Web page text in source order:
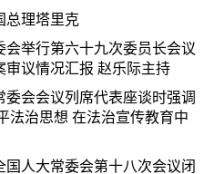
总理塔里克
会举行第六十九次委员长会议
审议情况汇报 赵乐际主持
会会议列席代表座谈时强调
法治思想 在法治宣传教育中
人大常委会第十八次会议闭